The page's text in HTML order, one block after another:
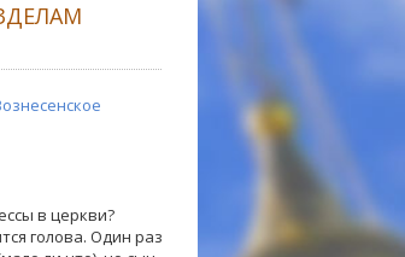
в церкви?
голова. Один раз